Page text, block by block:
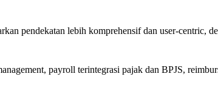
pendekatan lebih komprehensif dan user-centric,
payroll terintegrasi pajak dan BPJS,